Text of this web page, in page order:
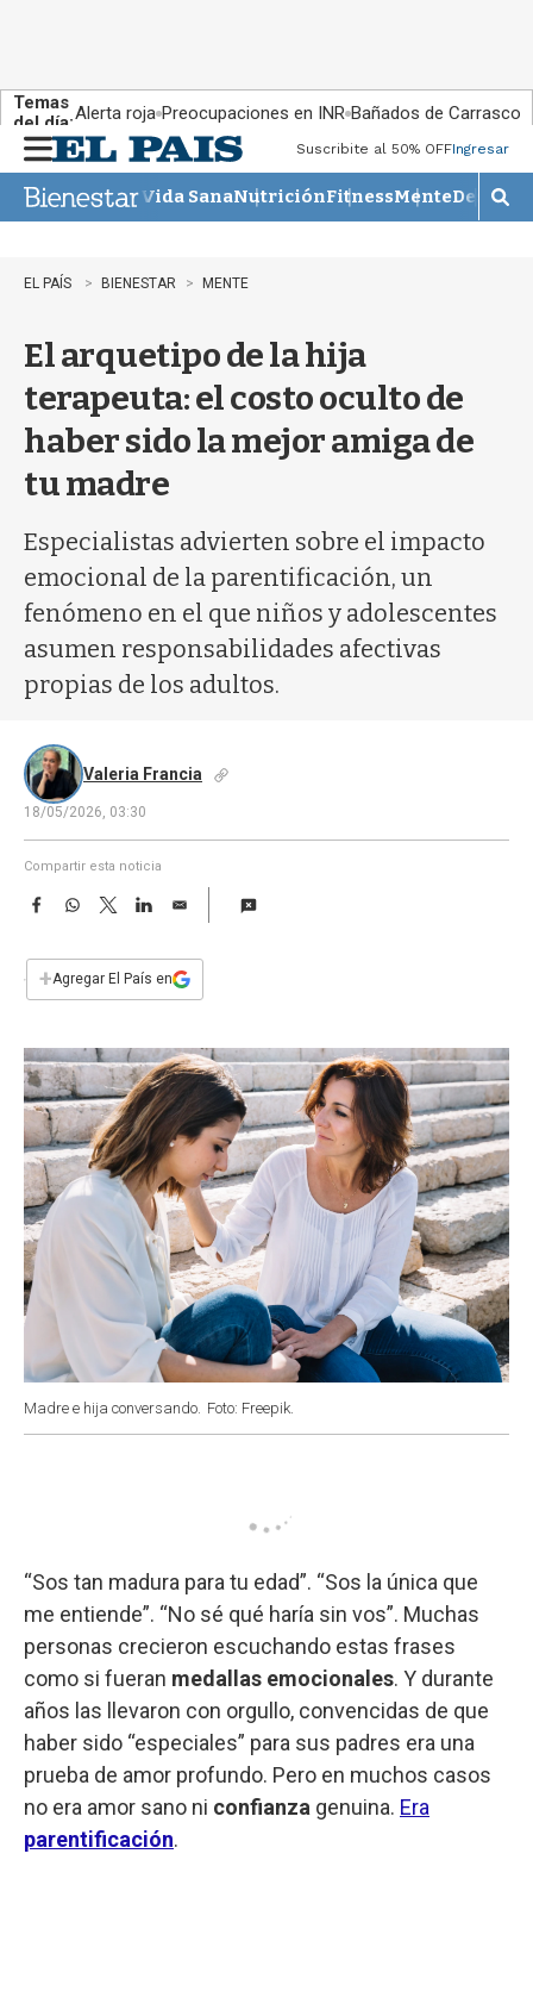
Temas
del día:Alerta roja Preocupaciones en INR Bañados de Carrasco
n
u
Suscribite al 50% OFFIngresar
Vida SanaNutriciónFitnessMente
M
o
EL PAÍS BIENESTAR MENTE
El arquetipo de la hija
terapeuta: el costo oculto de
haber sido la mejor amiga de
tu madre
Especialistas advierten sobre el impacto
emocional de la parentificación, un
fenómeno en el que niños y adolescentes
asumen responsabilidades afectivas
propias de los adultos.
Valeria Francia
18/05/2026, 03:30
Compartir esta noticia
F
e
b
k
W
s
p
T
w
t
L
n
E
i
l
+Agregar El País en
Madre e hija conversando. Foto: Freepik.
“Sos tan madura para tu edad”. “Sos la única que
me entiende”. “No sé qué haría sin vos”. Muchas
personas crecieron escuchando estas frases
como si fueran medallas emocionales. Y durante
años las llevaron con orgullo, convencidas de que
haber sido “especiales” para sus padres era una
prueba de amor profundo. Pero en muchos casos
no era amor sano ni confianza genuina. Era
parentificación.